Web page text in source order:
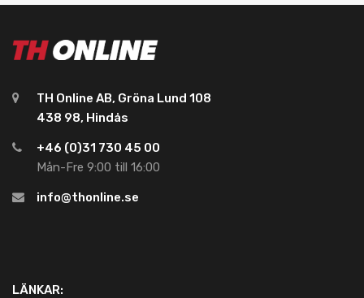
TH Online AB, Gröna Lund 108
438 98, Hindås
+46 (0)31 730 45 00
Mån-Fre 9:00 till 16:00
info@thonline.se
LÄNKAR: